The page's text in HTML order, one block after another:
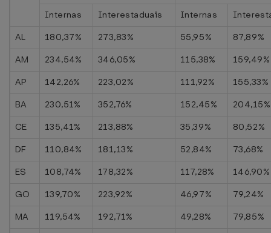
Internas
Interestaduais Internas
AL
180,37% 273,83% 55,95%
87,89%
AM
234,54% 346,05% 115,38%
159,49%
AP
142,26% 223,02% 111,92%
155,33%
BA
230,51% 352,76% 152,45%
204,15%
CE
135,41% 213,88% 35,39%
80,52%
DF
110,84% 181,13% 52,84%
73,68%
ES
108,74% 178,32% 117,28%
146,90%
GO
139,70% 223,92% 46,97%
79,24%
MA
119,54% 192,71% 49,28%
79,85%